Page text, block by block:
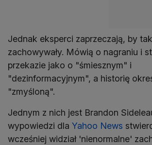
Jednak eksperci zaprzeczają, by
zachowywały. Mówią o nagraniu i
przekazie jako o "śmiesznym" i
"dezinformacyjnym", a historię
"zmyśloną".
Jednym z nich jest Brandon
wypowiedzi dla Yahoo News
wcześniej widział 'nienormalne'